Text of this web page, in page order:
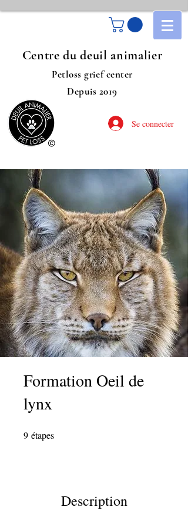
Centre du deuil animalier
Petloss grief center
Depuis 2019
Se connecter
Formation Oeil de
lynx
9 étapes
Description